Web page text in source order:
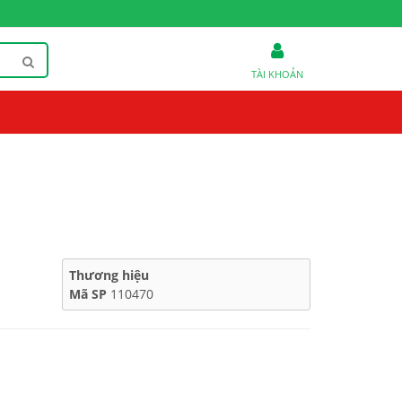
TÀI KHOẢN
Thương hiệu
Mã SP 110470